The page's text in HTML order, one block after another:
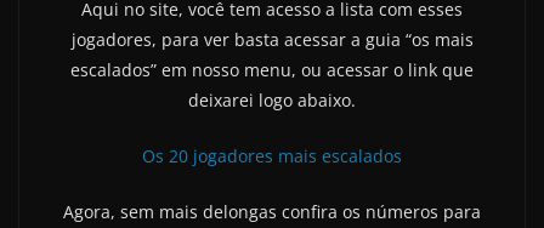
Aqui no site, você tem acesso a lista com esses
jogadores, para ver basta acessar a guia “os mais
escalados” em nosso menu, ou acessar o link que
deixarei logo abaixo.
Os 20 jogadores mais escalados
Agora, sem mais delongas confira os números para